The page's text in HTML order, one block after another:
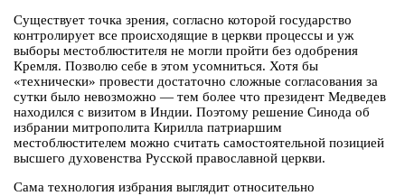
Существует точка зрения, согласно которой государство
контролирует все происходящие в церкви процессы и уж
выборы местоблюстителя не могли пройти без одобрения
Кремля. Позволю себе в этом усомниться. Хотя бы
«технически» провести достаточно сложные согласования за
сутки было невозможно — тем более что президент Медведев
находился с визитом в Индии. Поэтому решение Синода об
избрании митрополита Кирилла патриаршим
местоблюстителем можно считать самостоятельной позицией
высшего духовенства Русской православной церкви.
Cама технология избрания выглядит относительно